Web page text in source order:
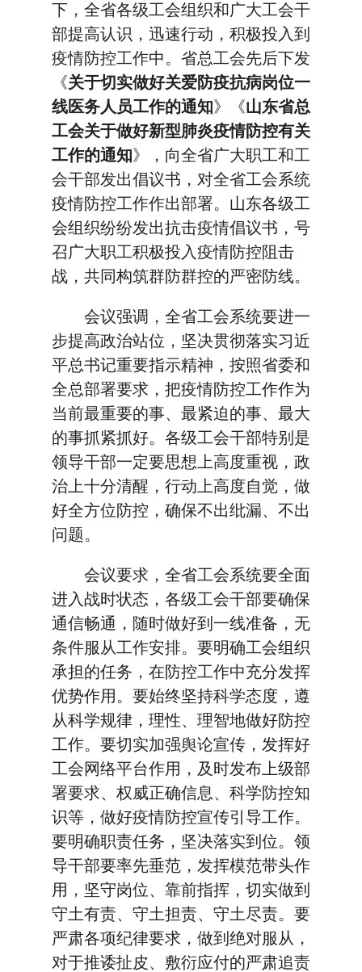
下，全省各级工会组织和广大工会干
部提高认识，迅速行动，积极投入到
疫情防控工作中。省总工会先后下发
《关于切实做好关爱防疫抗病岗位一
线医务人员工作的通知》《山东省总
工会关于做好新型肺炎疫情防控有关
工作的通知》，向全省广大职工和工
会干部发出倡议书，对全省工会系统
疫情防控工作作出部署。山东各级工
会组织纷纷发出抗击疫情倡议书，号
召广大职工积极投入疫情防控阻击
战，共同构筑群防群控的严密防线。
会议强调，全省工会系统要进一
步提高政治站位，坚决贯彻落实习近
平总书记重要指示精神，按照省委和
全总部署要求，把疫情防控工作作为
当前最重要的事、最紧迫的事、最大
的事抓紧抓好。各级工会干部特别是
领导干部一定要思想上高度重视，政
治上十分清醒，行动上高度自觉，做
好全方位防控，确保不出纰漏、不出
问题。
会议要求，全省工会系统要全面
进入战时状态，各级工会干部要确保
通信畅通，随时做好到一线准备，无
条件服从工作安排。要明确工会组织
承担的任务，在防控工作中充分发挥
优势作用。要始终坚持科学态度，遵
从科学规律，理性、理智地做好防控
工作。要切实加强舆论宣传，发挥好
工会网络平台作用，及时发布上级部
署要求、权威正确信息、科学防控知
识等，做好疫情防控宣传引导工作。
要明确职责任务，坚决落实到位。领
导干部要率先垂范，发挥模范带头作
用，坚守岗位、靠前指挥，切实做到
守土有责、守土担责、守土尽责。要
严肃各项纪律要求，做到绝对服从，
对于推诿扯皮、敷衍应付的严肃追责